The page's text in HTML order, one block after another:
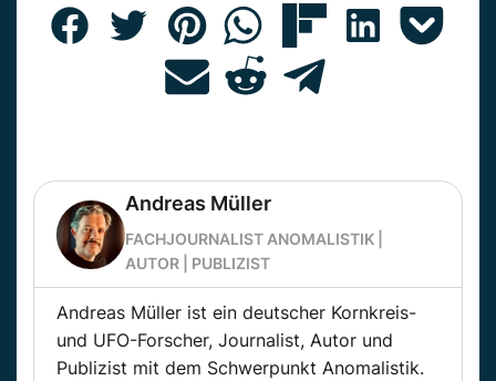
Andreas Müller
FACHJOURNALIST ANOMALISTIK |
AUTOR | PUBLIZIST
Andreas Müller ist ein deutscher Kornkreis-
und UFO-Forscher, Journalist, Autor und
Publizist mit dem Schwerpunkt Anomalistik.